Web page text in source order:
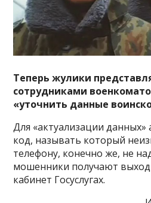
Теперь жулики
сотрудниками
«уточнить данные
Для «актуализации
код, называть который
телефону, конечно же, не
мошенники получают
кабинет Госуслугах.